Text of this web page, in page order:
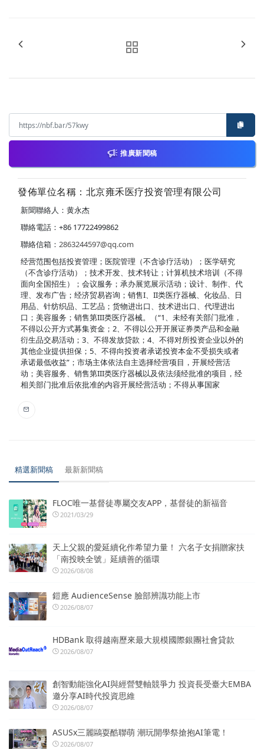
推廣新聞稿
發佈單位名稱：北京雍禾医疗投资管理有限公司
新聞聯絡人：黄永杰
聯絡電話：+86 17722499862
聯絡信箱： 2863244597@qq.com
经营范围包括投资管理；医院管理（不含诊疗活动）；医学研究
（不含诊疗活动）；技术开发、技术转让；计算机技术培训（不得
面向全国招生）；会议服务；承办展览展示活动；设计、制作、代
理、发布广告；经济贸易咨询；销售I、II类医疗器械、化妆品、日
用品、针纺织品、工艺品；货物进出口、技术进出口、代理进出
口；美容服务；销售第III类医疗器械。（“1、未经有关部门批准，
不得以公开方式募集资金；2、不得以公开开展证券类产品和金融
衍生品交易活动；3、不得发放贷款；4、不得对所投资企业以外的
其他企业提供担保；5、不得向投资者承诺投资本金不受损失或者
承诺最低收益”；市场主体依法自主选择经营项目，开展经营活
动；美容服务、销售第III类医疗器械以及依法须经批准的项目，经
相关部门批准后依批准的内容开展经营活动；不得从事国家
精選新聞稿 最新新聞稿
FLOC唯一基督徒專屬交友APP，基督徒的新福音
2021/03/29
天上父親的愛延續化作希望力量！ 六名子女捐贈家扶
「南投映全號」延續善的循環
2026/08/08
鎧應 AudienceSense 臉部辨識功能上市
2026/08/07
HDBank 取得越南歷來最大規模國際銀團社會貸款
2026/08/07
創智動能強化AI與經營雙軸競爭力 投資長受臺大EMBA
邀分享AI時代投資思維
2026/08/07
ASUSx三麗鷗耍酷聯萌 潮玩開學祭搶抱AI筆電！
2026/08/07